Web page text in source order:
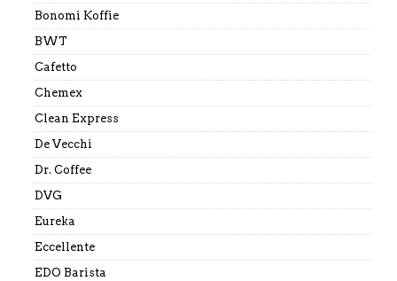
Bonomi Koffie
BWT
Cafetto
Chemex
Clean Express
De Vecchi
Dr. Coffee
DVG
Eureka
Eccellente
EDO Barista